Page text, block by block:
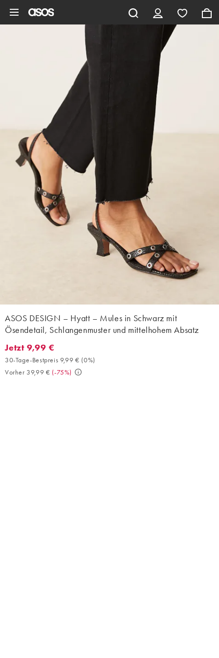
ASOS DESIGN – Hyatt – Mules in Schwarz mit
Ösendetail, Schlangenmuster und mittelhohem Absatz
Jetzt 9,99 €. 30-Tage-Bestpreis 9,99 € (0%). Vorher 39,99 €. (-
Jetzt 9,99 €
30-Tage-Bestpreis 9,99 € (0%)
Vorher 39,99 € (-75%)